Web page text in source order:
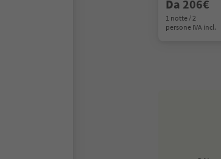
Da 206€
1 notte / 2
persone IVA incl.